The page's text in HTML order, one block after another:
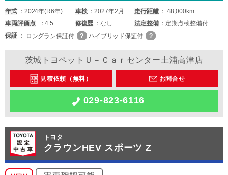
年式 2024年(R6年) 車検 2027年2月 走行距離
48,000km
車両評価点 4.5 修復歴 なし 法定整備
定期点検整備付
保証
ロングラン保証付 ハイブリッド保証付
茨城トヨペットＵ－Ｃａｒセンター土浦高津店
見積依頼（無料） お問合せ
029-823-6116
トヨタ
クラウンHEV スポーツ Z